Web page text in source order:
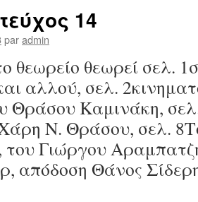
14
paradmin
θεωρείο θεωρεί σελ.
αλλού, σελ.
Θράσου Καμινάκη,
Ν. Θράσου, σελ.
του Γιώργου
απόδοση Θάνος